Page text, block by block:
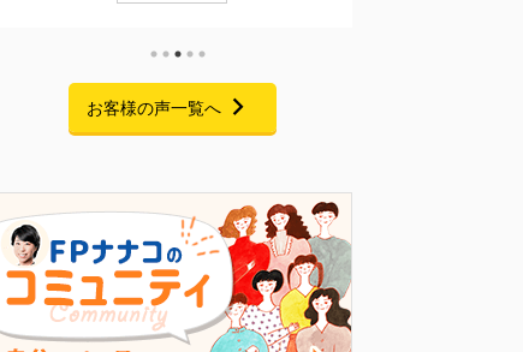
ご家庭の状況もあり、本格的な見直しには至りませ
んでした。 それから約10年。 お子さまの就職が決
まり、家計改善の見通しが立ったことをきっかけ
に、「今こそ老後に向けて準備を始めたい」と家計
お客様の声一覧へ